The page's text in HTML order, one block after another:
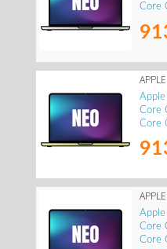
Core
Core
Core
Core
Core